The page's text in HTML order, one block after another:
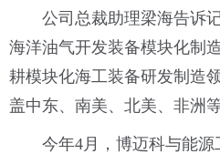
公司总裁助理梁海告诉
海洋油气开发装备模块化制
耕模块化海工装备研发制造
盖中东、南美、北美、非洲
今年4月，博迈科与能源